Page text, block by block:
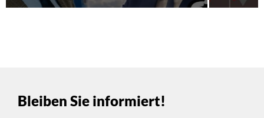
Bleiben Sie informiert!